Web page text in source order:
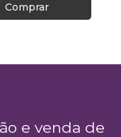
Comprar
e venda de